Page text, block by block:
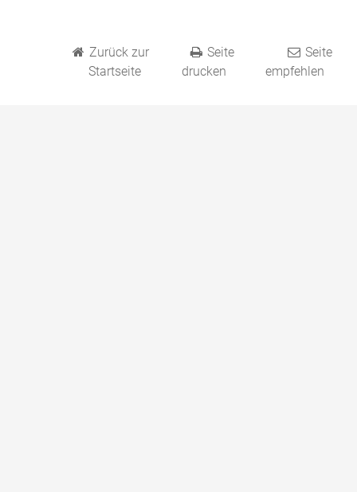
Zurück zur
Startseite
Seite
drucken
Seite
empfehlen